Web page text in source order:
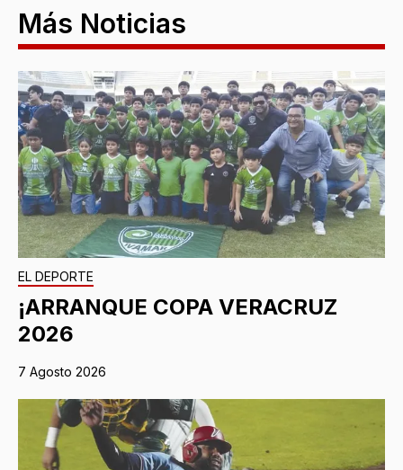
Más Noticias
EL DEPORTE
¡ARRANQUE COPA VERACRUZ
2026
7 Agosto 2026